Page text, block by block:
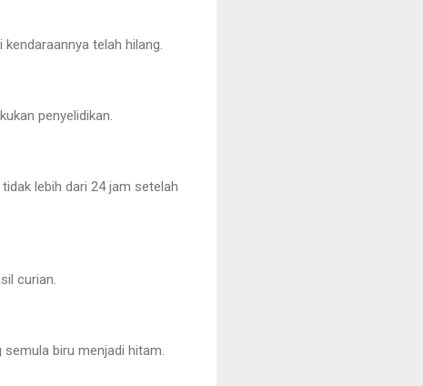
telah hilang.
penyelidikan.
lebih dari 24 jam setelah
curian.
biru menjadi hitam.